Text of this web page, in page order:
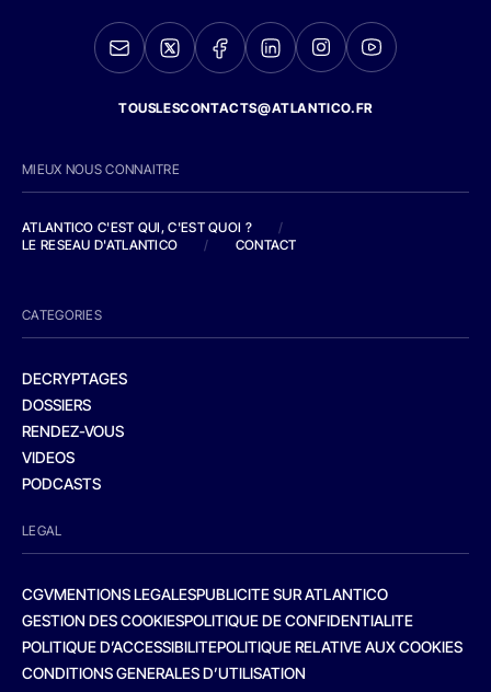
TOUSLESCONTACTS@ATLANTICO.FR
MIEUX NOUS CONNAITRE
ATLANTICO C'EST QUI, C'EST QUOI ?
/
LE RESEAU D'ATLANTICO
/ CONTACT
CATEGORIES
DECRYPTAGES
DOSSIERS
RENDEZ-VOUS
VIDEOS
PODCASTS
LEGAL
CGVMENTIONS LEGALESPUBLICITE SUR ATLANTICO
GESTION DES COOKIESPOLITIQUE DE CONFIDENTIALITE
POLITIQUE D’ACCESSIBILITEPOLITIQUE RELATIVE AUX COOKIES
CONDITIONS GENERALES D’UTILISATION